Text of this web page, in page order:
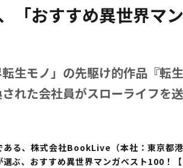
「おすすめ異世界マ
生モノ」の先駆け的作品『転
れた会社員がスローライフを
る、株式会社BookLive（本社：東京都
ぶ、おすすめ異世界マンガベスト100！